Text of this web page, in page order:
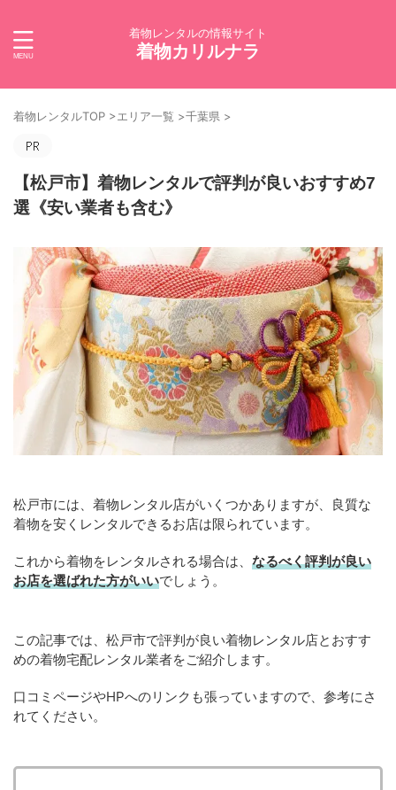
着物レンタルの情報サイト
着物カリルナラ
着物レンタルTOP >エリア一覧 >千葉県 >
【松戸市】着物レンタルで評判が良いおすすめ7
選《安い業者も含む》
松戸市には、着物レンタル店がいくつかありますが、良質な
着物を安くレンタルできるお店は限られています。
これから着物をレンタルされる場合は、 なるべく評判が良い
お店を選ばれた方がいいでしょう。
この記事では、松戸市で評判が良い着物レンタル店とおすす
めの着物宅配レンタル業者をご紹介します。
口コミページやHPへのリンクも張っていますので、参考にさ
れてください。